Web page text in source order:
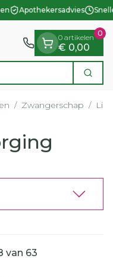
Apothekersadvies
Zoek
0 artikelen
€ 0,00
0
/ Zwangerschap /
van 63